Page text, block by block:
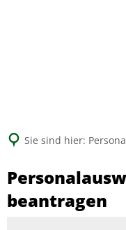
Sie sind hier:
beantragen